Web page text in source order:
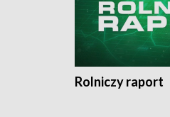
Rolniczy raport